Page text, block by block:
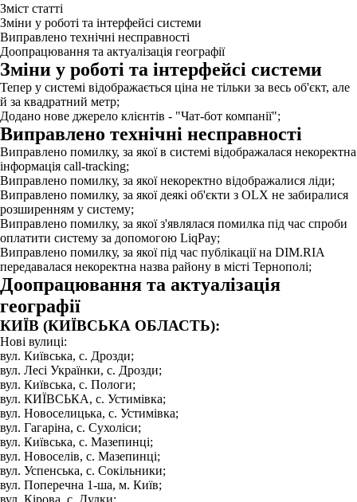
Зміст статті
Зміни у роботі та інтерфейсі системи
Виправлено технічні несправності
Доопрацювання та актуалізація географії
Зміни у роботі та інтерфейсі системи
Тепер у системі відображається ціна не тільки за весь об'єкт, але
й за квадратний метр;
Додано нове джерело клієнтів - "Чат-бот компанії";
Виправлено технічні несправності
Виправлено помилку, за якої в системі відображалася некоректна
інформація call-tracking;
Виправлено помилку, за якої некоректно відображалися ліди;
Виправлено помилку, за якої деякі об'єкти з OLX не забиралися
розширенням у систему;
Виправлено помилку, за якої з'являлася помилка під час спроби
оплатити систему за допомогою LiqPay;
Виправлено помилку, за якої під час публікації на DIM.RIA
передавалася некоректна назва району в місті Тернополі;
Доопрацювання та актуалізація
географії
КИЇВ (КИЇВСЬКА ОБЛАСТЬ):
Нові вулиці:
вул. Київська, с. Дрозди;
вул. Лесі Українки, с. Дрозди;
вул. Київська, с. Пологи;
вул. КИЇВСЬКА, с. Устимівка;
вул. Новоселицька, с. Устимівка;
вул. Гагаріна, с. Сухоліси;
вул. Київська, с. Мазепинці;
вул. Новоселів, с. Мазепинці;
вул. Успенська, с. Сокільники;
вул. Поперечна 1-ша, м. Київ;
вул. Кірова, с. Дудки;